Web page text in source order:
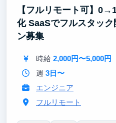
【フルリモート可】
化 SaaSでフルスタッ
ン募集
時給 2,000円〜5,000円
週 3日〜
エンジニア
フルリモート